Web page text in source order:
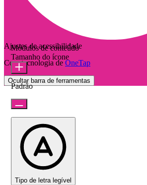
Ajustes de acessibilidade
Com tecnologia de OneTap
Ocultar barra de ferramentas
Módulos de conteúdo
Tamanho do ícone
Padrão
Tipo de letra legível